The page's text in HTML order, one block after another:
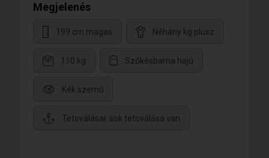
Megjelenés
199 cm magas Néhány kg plusz
110 kg Szőkésbarna hajú
Kék szemű
Tetoválásai: sok tetoválása van